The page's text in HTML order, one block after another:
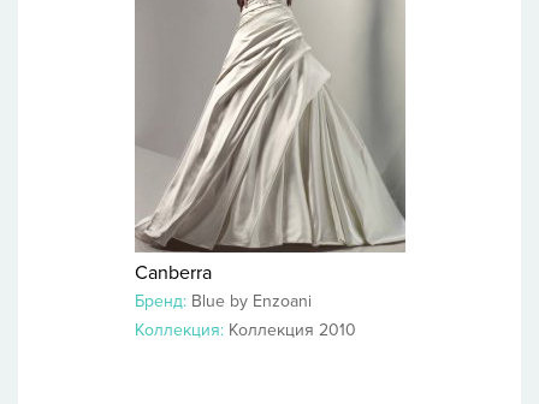
Canberra
Бренд: Blue by Enzoani
Коллекция: Коллекция 2010